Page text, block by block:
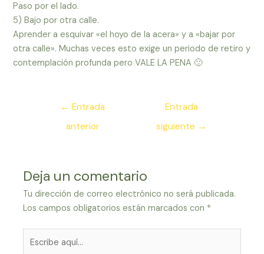
Paso por el lado.
5) Bajo por otra calle.
Aprender a esquivar «el hoyo de la acera» y a «bajar por
otra calle». Muchas veces esto exige un periodo de retiro y
contemplación profunda pero VALE LA PENA 🙂
Navegación
entradas
← Entrada
anterior
Entrada
siguiente →
Deja un comentario
Tu dirección de correo electrónico no será publicada.
Los campos obligatorios están marcados con *
aquí...